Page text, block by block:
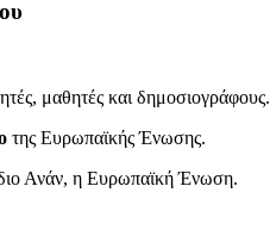
μαθητές και δημοσιογράφους.
της Ευρωπαϊκής Ένωσης.
Ανάν, η Ευρωπαϊκή Ένωση.